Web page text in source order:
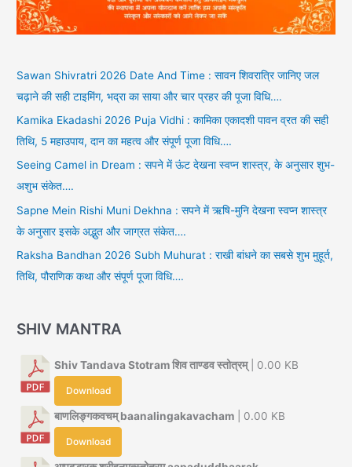
Sawan Shivratri 2026 Date And Time : सावन शिवरात्रि जानिए जल
चढ़ाने की सही टाइमिंग, भद्रा का साया और चार प्रहर की पूजा विधि….
Kamika Ekadashi 2026 Puja Vidhi : कामिका एकादशी पावन व्रत की सही
तिथि, 5 महाउपाय, दान का महत्व और संपूर्ण पूजा विधि….
Seeing Camel in Dream : सपने में ऊंट देखना स्वप्न शास्त्र, के अनुसार शुभ-
अशुभ संकेत….
Sapne Mein Rishi Muni Dekhna : सपने में ऋषि-मुनि देखना स्वप्न शास्त्र
के अनुसार इसके अद्भुत और जाग्रत संकेत….
Raksha Bandhan 2026 Subh Muhurat : राखी बांधने का सबसे शुभ मुहूर्त,
तिथि, पौराणिक कथा और संपूर्ण पूजा विधि….
SHIV MANTRA
Shiv Tandava Stotram शिव ताण्डव स्तोत्रम्| 0.00 KB
Download
बाणलिङ्गकवचम् baanalingakavacham | 0.00 KB
Download